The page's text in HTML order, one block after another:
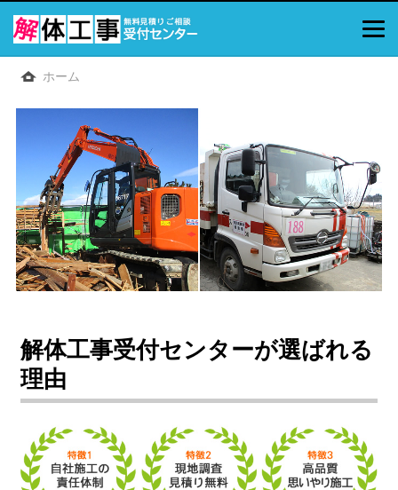
ホーム
解体工事受付センターが選ばれる
理由